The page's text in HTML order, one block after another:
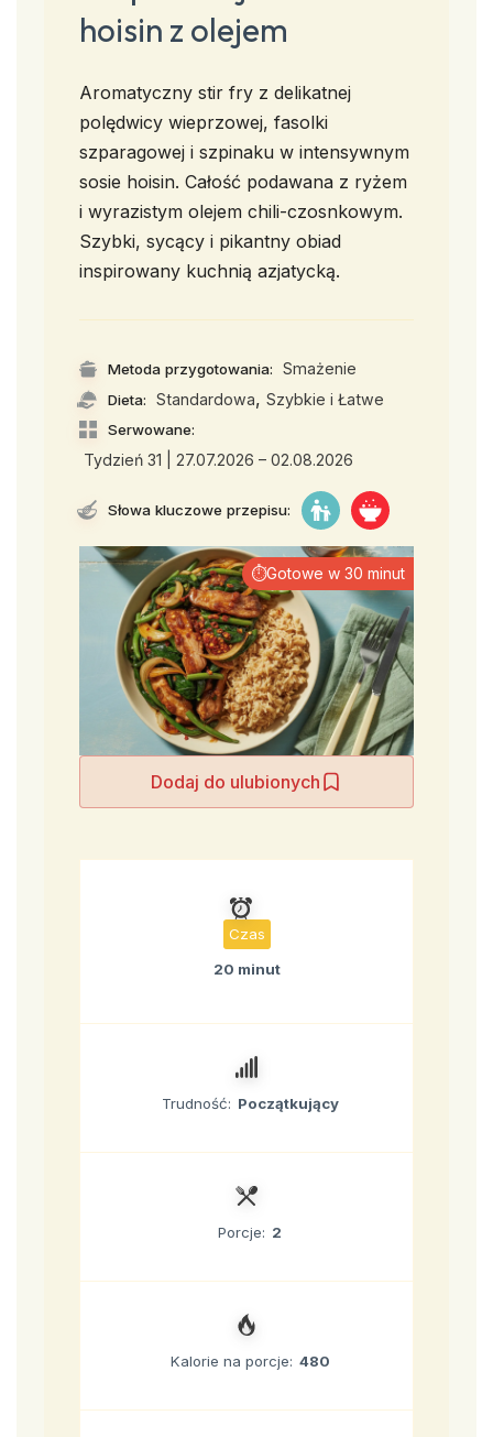
hoisin z olejem
Aromatyczny stir fry z delikatnej
polędwicy wieprzowej, fasolki
szparagowej i szpinaku w intensywnym
sosie hoisin. Całość podawana z ryżem
i wyrazistym olejem chili-czosnkowym.
Szybki, sycący i pikantny obiad
inspirowany kuchnią azjatycką.
Metoda przygotowania: Smażenie
Dieta: Standardowa, Szybkie i Łatwe
Serwowane:
Tydzień 31 | 27.07.2026 – 02.08.2026
Słowa kluczowe przepisu:
Dodaj do ulubionych
⏱Gotowe w 30 minut
Czas
20 minut
Trudność: Początkujący
Porcje: 2
Kalorie na porcje: 480